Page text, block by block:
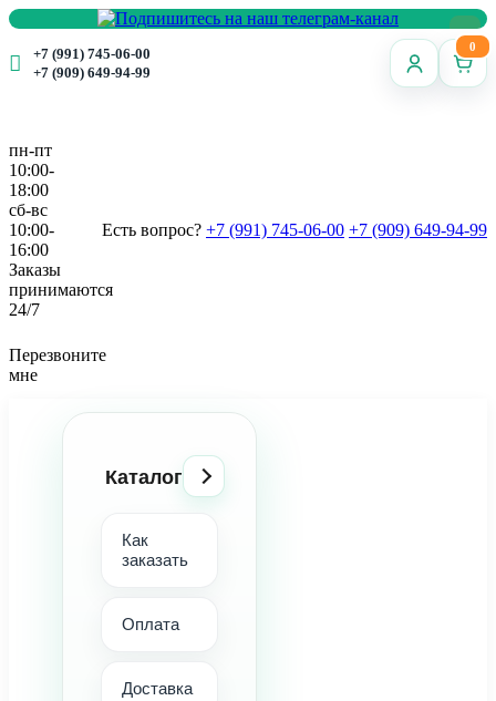
+7 (991) 745-06-00
+7 (909) 649-94-99
0
пн-пт
10:00-
18:00
сб-вс
10:00-
16:00
Заказы
принимаются
24/7
Есть вопрос? +7 (991) 745-06-00 +7 (909) 649-94-99
Перезвоните
мне
Каталог
Как
заказать
Оплата
Доставка